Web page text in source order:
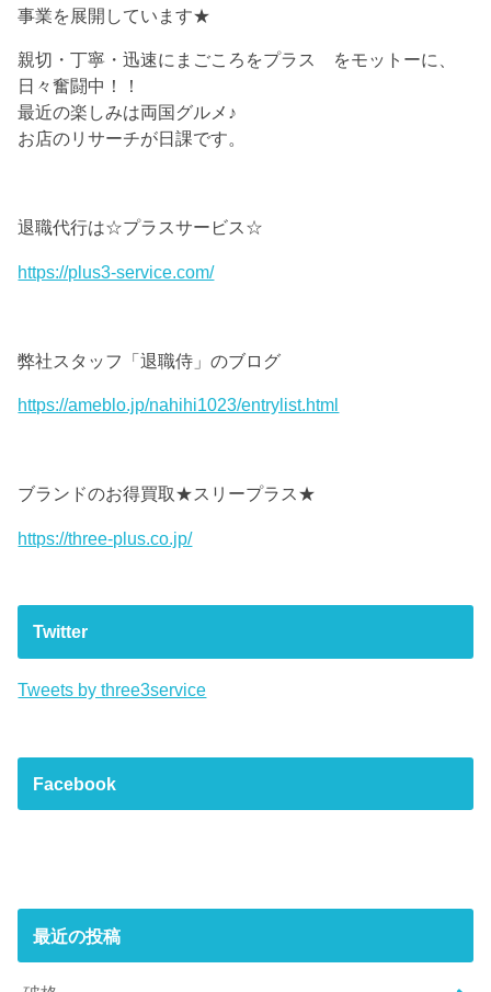
事業を展開しています★
親切・丁寧・迅速にまごころをプラス をモットーに、
日々奮闘中！！
最近の楽しみは両国グルメ♪
お店のリサーチが日課です。
退職代行は☆プラスサービス☆
https://plus3-service.com/
弊社スタッフ「退職侍」のブログ
https://ameblo.jp/nahihi1023/entrylist.html
ブランドのお得買取★スリープラス★
https://three-plus.co.jp/
Twitter
Tweets by three3service
Facebook
最近の投稿